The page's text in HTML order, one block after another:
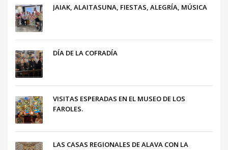
JAIAK, ALAITASUNA, FIESTAS, ALEGRÍA, MÚSICA
DÍA DE LA COFRADÍA
VISITAS ESPERADAS EN EL MUSEO DE LOS
FAROLES.
LAS CASAS REGIONALES DE ALAVA CON LA